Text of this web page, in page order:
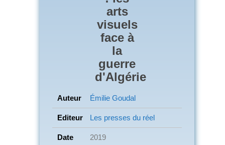
arts
visuels
face à
la
guerre
d'Algérie
Auteur Émilie Goudal
Editeur Les presses du réel
Date 2019